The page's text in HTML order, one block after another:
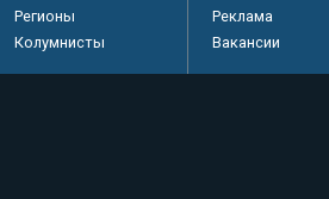
Регионы
Колумнисты
Реклама
Вакансии